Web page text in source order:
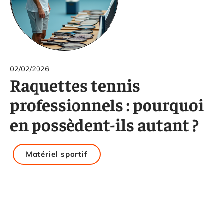
02/02/2026
Raquettes tennis
professionnels : pourquoi
en possèdent-ils autant ?
Matériel sportif